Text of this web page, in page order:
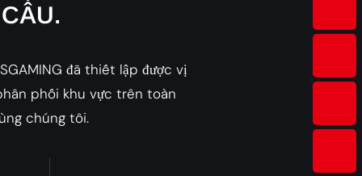
đã thiết lập được vị
phối khu vực trên toàn
chúng tôi.